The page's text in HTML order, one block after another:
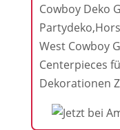
Cowboy Deko
West Cowboy
Centerpieces
Dekorationen